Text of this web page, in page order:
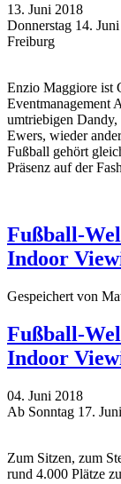
13. Juni 2018
Donnerstag 14.
Freiburg
Enzio Maggiore ist
Eventmanagement
umtriebigen
Ewers, wieder
Fußball gehört
Präsenz auf der
Fußball-
Indoor
Gespeichert von
Fußball-
Indoor
04. Juni 2018
Ab Sonntag 17.
Zum Sitzen, zum
rund 4.000 Plätze